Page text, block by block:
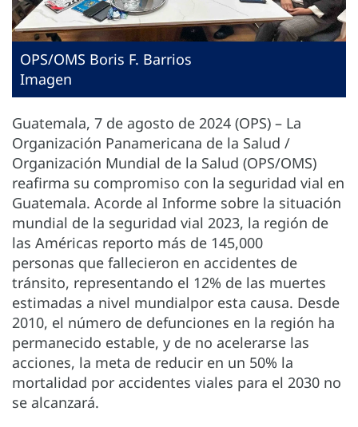
OPS/OMS Boris F. Barrios
Imagen
Guatemala, 7 de agosto de 2024 (OPS) – La
Organización Panamericana de la Salud /
Organización Mundial de la Salud (OPS/OMS)
reafirma su compromiso con la seguridad vial en
Guatemala. Acorde al Informe sobre la situación
mundial de la seguridad vial 2023, la región de
las Américas reporto más de 145,000
personas que fallecieron en accidentes de
tránsito, representando el 12% de las muertes
estimadas a nivel mundialpor esta causa. Desde
2010, el número de defunciones en la región ha
permanecido estable, y de no acelerarse las
acciones, la meta de reducir en un 50% la
mortalidad por accidentes viales para el 2030 no
se alcanzará.